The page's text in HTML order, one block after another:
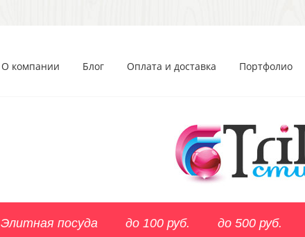
О компании Блог Оплата и доставка Портфолио
Элитная посуда до 100 руб. до 500 руб.